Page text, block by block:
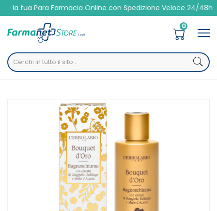
Para Farmacia Online con Spedizione Veloce 24/48h
0
L'Erbolario Linea Bouquet d'Oro Bagnoschiuma 250 ml
Catalogo/Igiene/ Corpo
L'Erbolario Linea Bouquet d'Oro Bagnoschiuma 250 ml